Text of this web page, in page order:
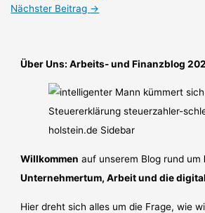
Nächster Beitrag →
Über Uns: Arbeits- und Finanzblog
Willkommen auf unserem Blog rund um
Unternehmertum, Arbeit und die
Hier dreht sich alles um die Frage, wie